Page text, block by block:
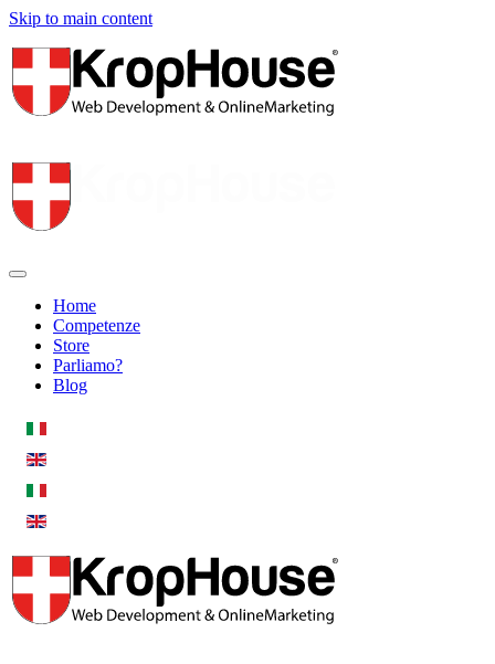
Skip to main content
Home
Competenze
Store
Parliamo?
Blog